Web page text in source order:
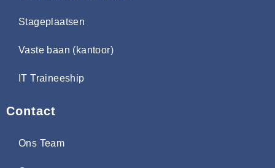
Stageplaatsen
Vaste baan (kantoor)
IT Traineeship
Contact
Ons Team